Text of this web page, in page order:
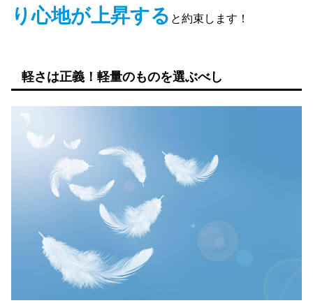
り心地が上昇する と約束します！
軽さは正義！軽量のものを選ぶべし